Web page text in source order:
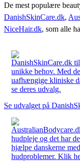
De mest populære
DanishSkinCare.dk,
NiceHair.dk, som alle
DanishSkinCare.dk
unikke behov. Med
uafhængige kliniske
se deres udvalg.
Se udvalget på
hudpleje og det har
hjælpe danskerne
hudproblemer. Klik